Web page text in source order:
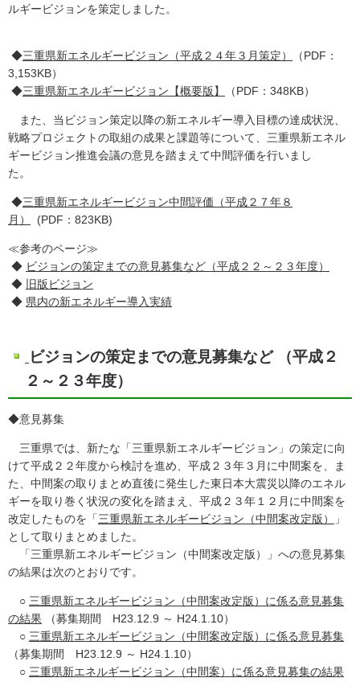
ルギービジョンを策定しました。
◆三重県新エネルギービジョン（平成２４年３月策定）
（PDF：
3,153KB）
◆三重県新エネルギービジョン【概要版】 （PDF：348KB）
また、当ビジョン策定以降の新エネルギー導入目標の達成状況、
戦略プロジェクトの取組の成果と課題等について、三重県新エネル
ギービジョン推進会議の意見を踏まえて中間評価を行いまし
た。
◆三重県新エネルギービジョン中間評価（平成２７年８
月）
(PDF：823KB)
≪参考のページ≫
◆ ビジョンの策定までの意見募集など（平成２２～２３年度）
◆ 旧版ビジョン
◆ 県内の新エネルギー導入実績
ビジョンの策定までの意見募集など （平成２
２～２３年度）
◆意見募集
三重県では、新たな「三重県新エネルギービジョン」の策定に向
けて平成２２年度から検討を進め、平成２３年３月に中間案を、ま
た、 中間案の取りまとめ直後に発生した東日本大震災以降のエネル
ギーを取り巻く状況の変化を踏まえ、平成２３年１２月に中間案を
改定したものを 「三重県新エネルギービジョン（中間案改定版）
」
として取りまとめました。
「三重県新エネルギービジョン（中間案改定版）」への意見募集
の結果は次のとおりです。
○ 三重県新エネルギービジョン（中間案改定版）に係る意見募集
の結果 （募集期間 H23.12.9 ～ H24.1.10）
○ 三重県新エネルギービジョン（中間案改定版）に係る意見募集
（募集期間 H23.12.9 ～ H24.1.10）
○ 三重県新エネルギービジョン（中間案）に係る意見募集の結果